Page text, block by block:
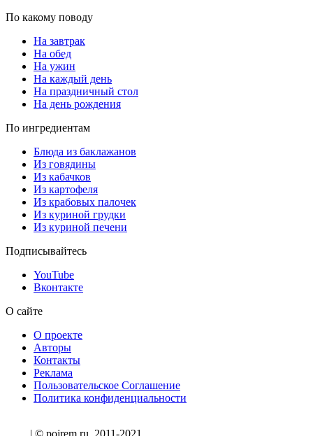
По какому поводу
На завтрак
На обед
На ужин
На каждый день
На праздничный стол
На день рождения
По ингредиентам
Блюда из баклажанов
Из говядины
Из кабачков
Из картофеля
Из крабовых палочек
Из куриной грудки
Из куриной печени
Подписывайтесь
YouTube
Вконтакте
О сайте
О проекте
Авторы
Контакты
Реклама
Пользовательское Соглашение
Политика конфиденциальности
| © pojrem.ru, 2011-2021.